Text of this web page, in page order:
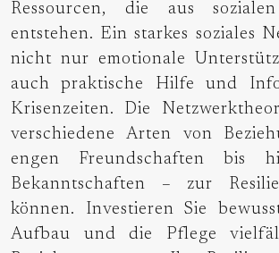
Ressourcen, die aus
entstehen. Ein starkes soziales
nicht nur emotionale
auch praktische Hilfe und
Krisenzeiten. Die
verschiedene Arten von
engen Freundschaften bis
Bekanntschaften – zur
können. Investieren Sie
Aufbau und die Pflege